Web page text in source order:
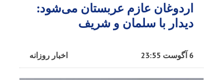
اردوغان عازم عربستان می‌شود:
دیدار با سلمان و شریف
اخبار روزانه 6 آگوست 23:55